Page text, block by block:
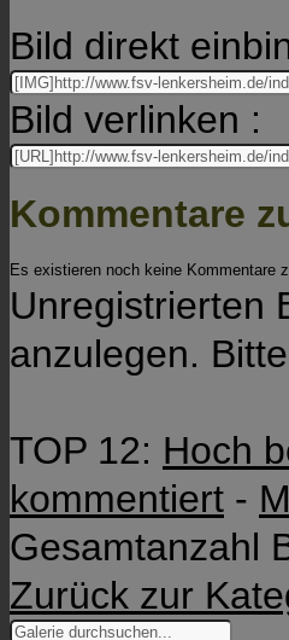
Bild direkt
Bild verlinken :
Kommentare
Es existieren noch keine Kommentare
Unregistrierten
anzulegen.
TOP 12: Hoch
kommentiert -
Gesamtanzahl
Zurück zur